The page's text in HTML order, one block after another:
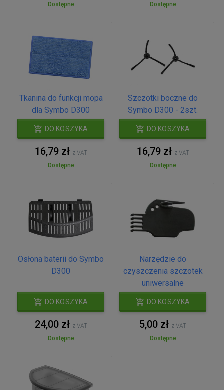
Dostępne
Dostępne
Tkanina do funkcji mopa
dla Symbo D300
DO KOSZYKA
16,79 zł z VAT
Dostępne
Szczotki boczne do
Symbo D300 - 2szt.
DO KOSZYKA
16,79 zł z VAT
Dostępne
Osłona baterii do Symbo
D300
DO KOSZYKA
24,00 zł z VAT
Dostępne
Narzędzie do
czyszczenia szczotek
uniwersalne
DO KOSZYKA
5,00 zł z VAT
Dostępne